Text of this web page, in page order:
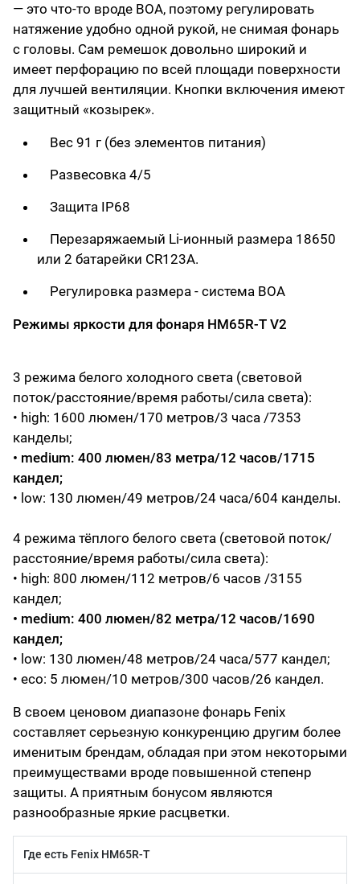
— это что-то вроде BOA, поэтому регулировать
натяжение удобно одной рукой, не снимая фонарь
с головы. Сам ремешок довольно широкий и
имеет перфорацию по всей площади поверхности
для лучшей вентиляции. Кнопки включения имеют
защитный «‎козырек».‎
Вес 91 г (без элементов питания)
Развесовка 4/5
Защита IP68
Перезаряжаемый Li-ионный размера 18650
или 2 батарейки CR123A.
Регулировка размера - система BOA
Режимы яркости для фонаря HM65R-T V2
3 режима белого холодного света (световой
поток/расстояние/время работы/сила света):
• high: 1600 люмен/170 метров/3 часа /7353
канделы;
• medium: 400 люмен/83 метра/12 часов/1715
кандел;
• low: 130 люмен/49 метров/24 часа/604 канделы.
4 режима тёплого белого света (световой поток/
расстояние/время работы/сила света):
• high: 800 люмен/112 метров/6 часов /3155
кандел;
• medium: 400 люмен/82 метра/12 часов/1690
кандел;
• low: 130 люмен/48 метров/24 часа/577 кандел;
• eco: 5 люмен/10 метров/300 часов/26 кандел.
В своем ценовом диапазоне фонарь Fenix
составляет серьезную конкуренцию другим более
именитым брендам, обладая при этом некоторыми
преимуществами вроде повышенной степенр
защиты. А приятным бонусом являются
разнообразные яркие расцветки.
Где есть Fenix HM65R-T